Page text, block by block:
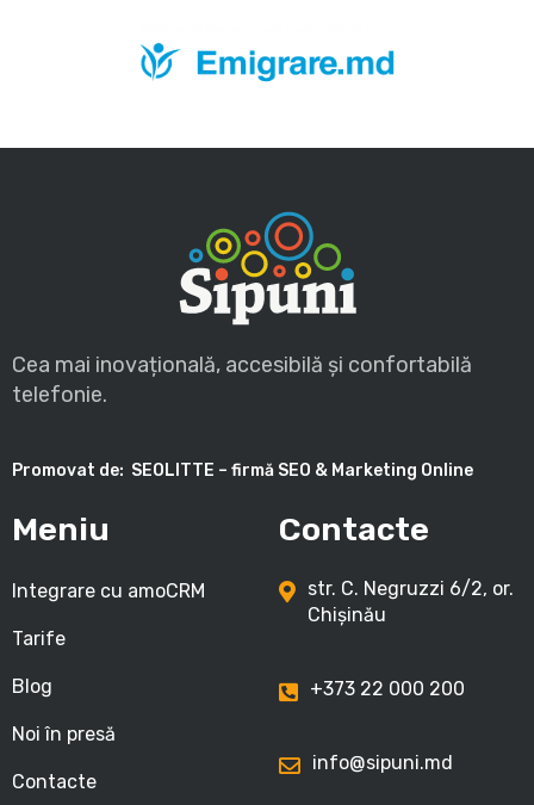
Cea mai inovațională, accesibilă și confortabilă
telefonie.
Promovat de: SEOLITTE – firmă SEO & Marketing Online
Meniu
Integrare cu amoCRM
Tarife
Blog
Noi în presă
Contacte
Contacte
str. C. Negruzzi 6/2, or.
Chișinău
+373 22 000 200
info@sipuni.md